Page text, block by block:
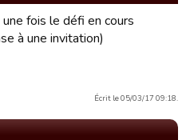
fois le défi en cours
à une invitation)
Écrit le 05/03/17 09:18.